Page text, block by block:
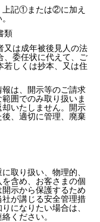
上記①または②に加え
類
は成年被後見人の法
、委任状に代えて、ご
若しくは抄本、又は住
報は、開示等のご請求
囲でのみ取り扱いま
いたしません。開示
、適切に管理、廃棄
取り扱い、物理的、
含め、お客さまの個
示から保護するため
が講じる安全管理措
になりたい場合は、
ください。